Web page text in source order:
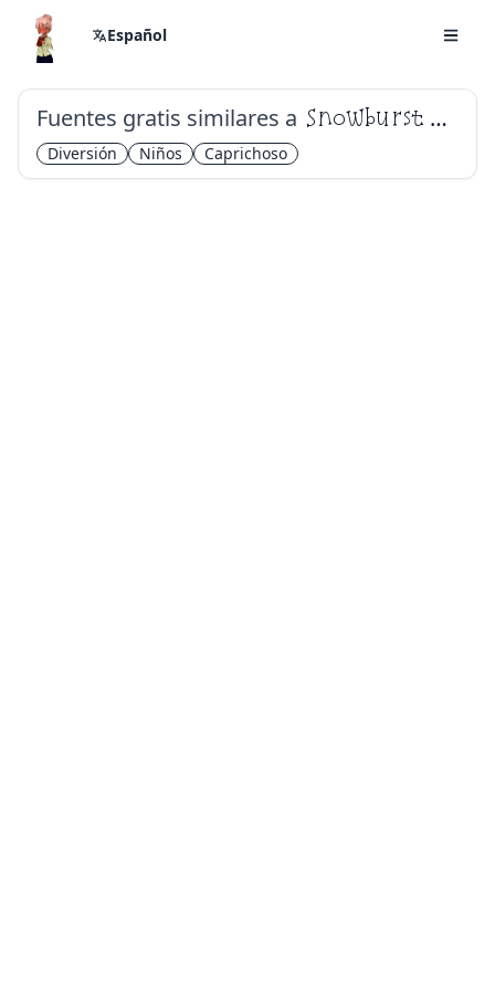
Español
Fuentes gratis similares a Snowburst One
Diversión Niños Caprichoso